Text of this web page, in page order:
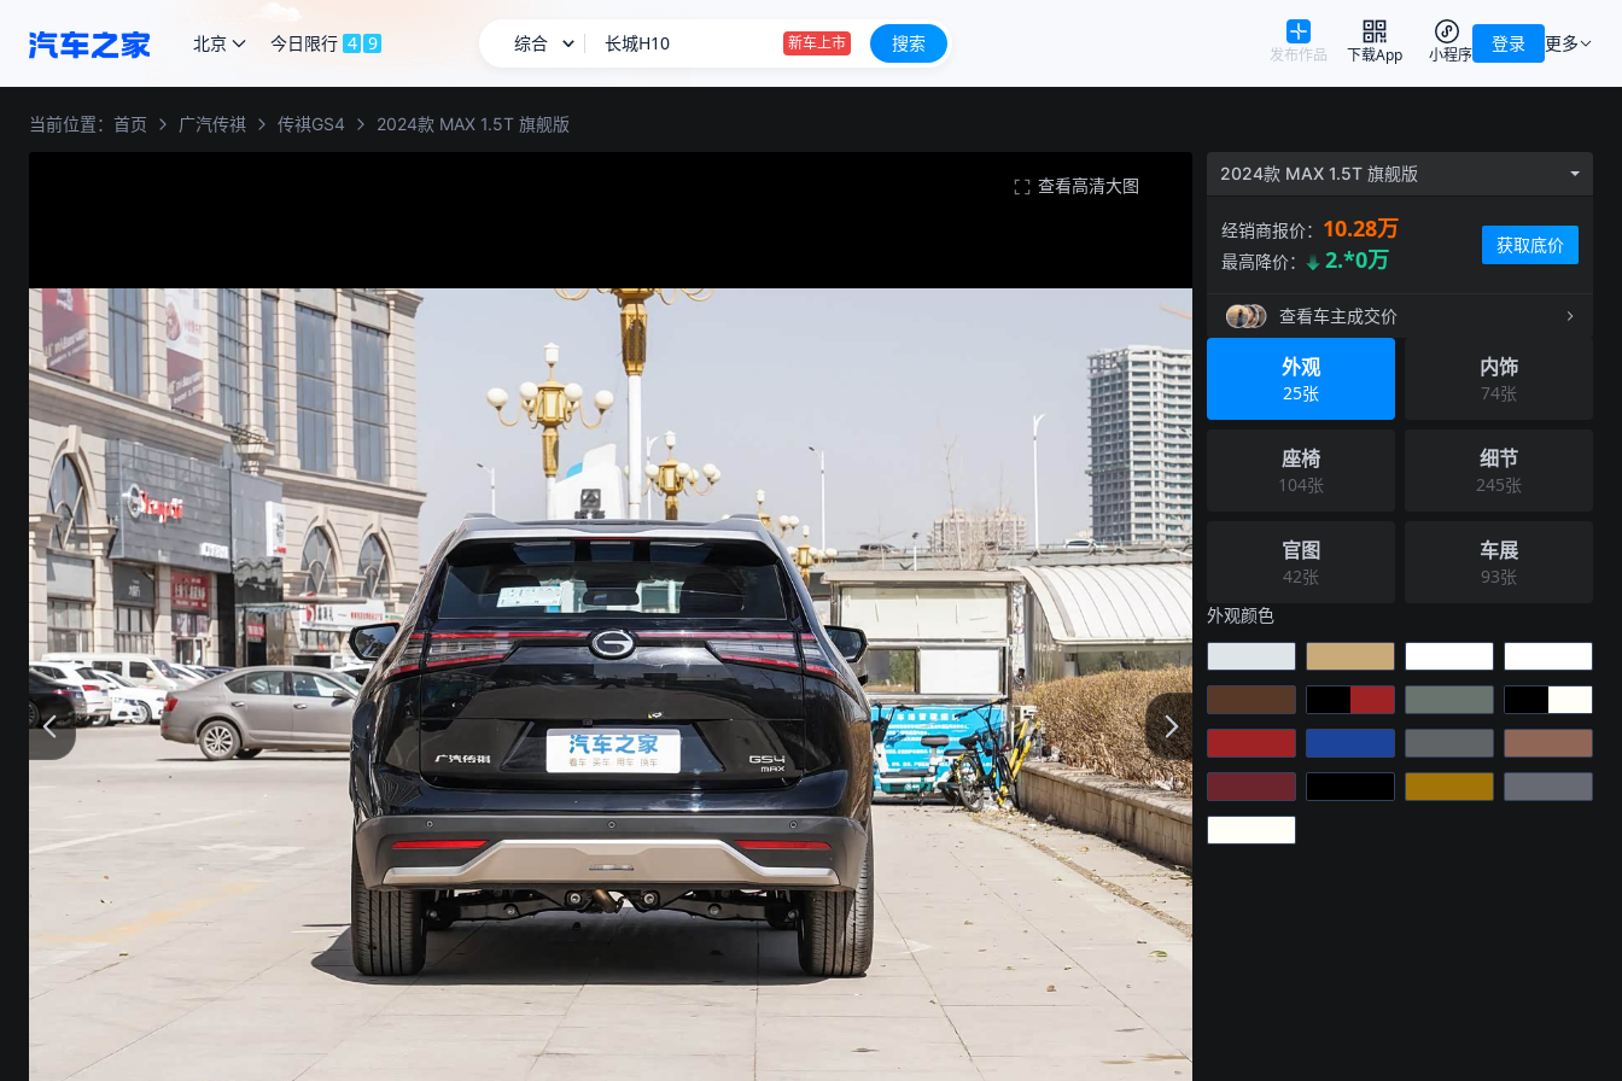
北京 今日限行 4 9 综合 长城H10 新车上市
长城H10上市限时20.18万起
搜索 更多
登录
发布作品 下载App 小程序
当前位置： 首页 广汽传祺 传祺GS4 2024款 MAX 1.5T 旗舰版
查看高清大图
2024款 MAX 1.5T 旗舰版
经销商报价： 10.28万
最高降价： 2.*0万
获取底价
查看车主成交价
外观
25张
内饰
74张
座椅
104张
细节
245张
官图
42张
车展
93张
外观颜色